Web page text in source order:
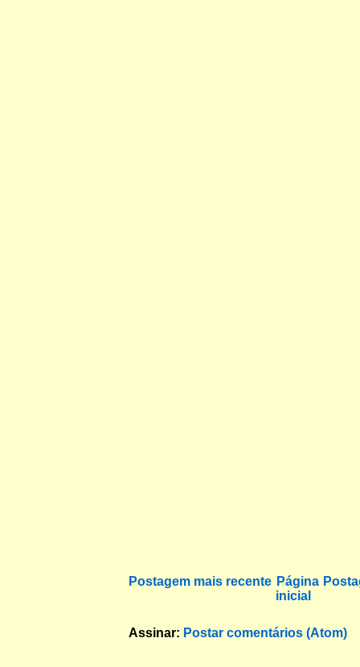
Postagem mais recente Página
inicial
Assinar: Postar comentários (Atom)